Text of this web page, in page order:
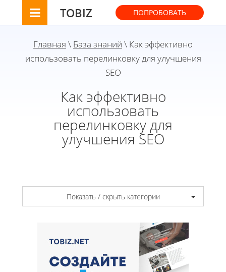
TOBIZ ПОПРОБОВАТЬ
Главная \ База знаний \ Как эффективно
использовать перелинковку для улучшения
SEO
Как эффективно
использовать
перелинковку для
улучшения SEO
Показать / скрыть категории